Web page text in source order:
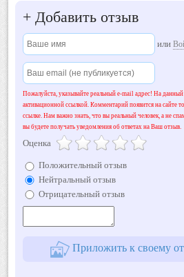
+ Добавить отзыв
или
Пожалуйста, указывайте реальный e-mail адрес! На данный
активационной ссылкой. Комментарий появится на сайте
ссылке. Нам важно знать, что вы реальный человек, а не
вы будете получать уведомления об ответах на Ваш отзыв.
Оценка
Положительный отзыв
Нейтральный отзыв
Отрицательный отзыв
Приложить к своему